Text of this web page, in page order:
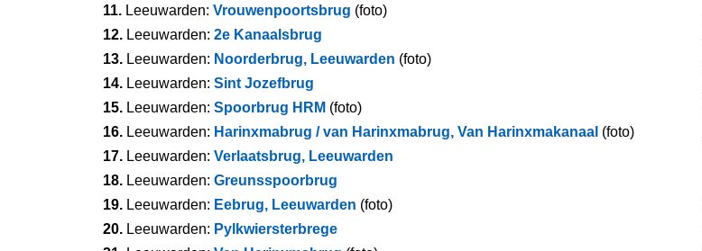
11. Leeuwarden: Vrouwenpoortsbrug (foto)
12. Leeuwarden: 2e Kanaalsbrug
13. Leeuwarden: Noorderbrug, Leeuwarden (foto)
14. Leeuwarden: Sint Jozefbrug
15. Leeuwarden: Spoorbrug HRM (foto)
16. Leeuwarden: Harinxmabrug / van Harinxmabrug, Van Harinxmakanaal (foto)
17. Leeuwarden: Verlaatsbrug, Leeuwarden
18. Leeuwarden: Greunsspoorbrug
19. Leeuwarden: Eebrug, Leeuwarden (foto)
20. Leeuwarden: Pylkwiersterbrege